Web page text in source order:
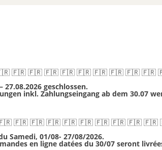
🇫🇷 🇫🇷 🇫🇷 🇫🇷 🇫🇷 🇫🇷 🇫🇷 🇫🇷 🇫🇷
geschlossen.
inkl. Zahlungseingang ab dem 30.07
🇫🇷 🇫🇷 🇫🇷 🇫🇷 🇫🇷 🇫🇷 🇫🇷 🇫🇷 🇫🇷
Samedi, 01/08- 27/08/2026.
en ligne datées du 30/07 seront